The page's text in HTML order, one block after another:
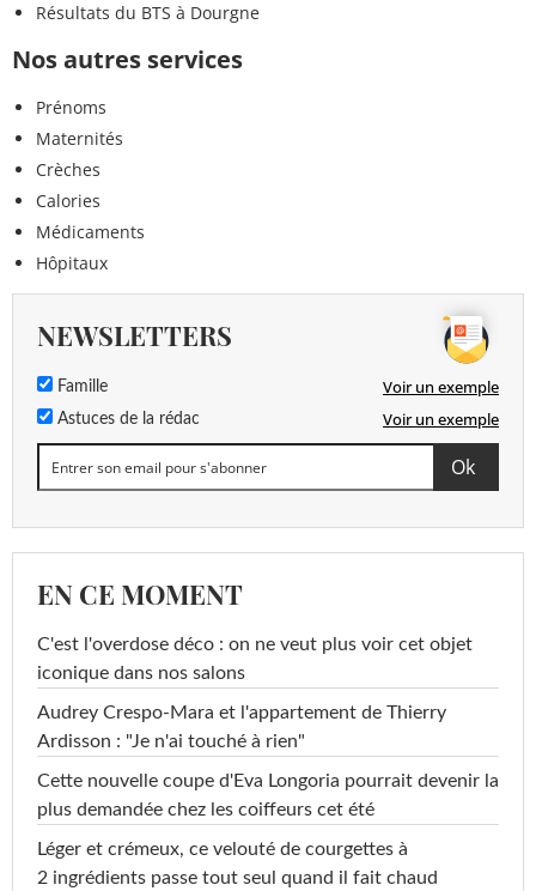
Résultats du BTS à Dourgne
Nos autres services
Prénoms
Maternités
Crèches
Calories
Médicaments
Hôpitaux
NEWSLETTERS
Famille Voir un exemple
Astuces de la rédac Voir un exemple
EN CE MOMENT
C'est l'overdose déco : on ne veut plus voir cet objet
iconique dans nos salons
Audrey Crespo-Mara et l'appartement de Thierry
Ardisson : "Je n'ai touché à rien"
Cette nouvelle coupe d'Eva Longoria pourrait devenir la
plus demandée chez les coiffeurs cet été
Léger et crémeux, ce velouté de courgettes à
2 ingrédients passe tout seul quand il fait chaud